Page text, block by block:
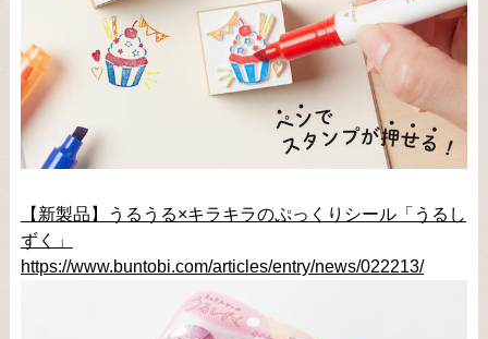
【新製品】うるうる×キラキラのぷっくりシール「うるし
ずく」
https://www.buntobi.com/articles/entry/news/022213/